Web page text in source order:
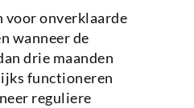
voor onverklaarde
wanneer de
drie maanden
functioneren
reguliere